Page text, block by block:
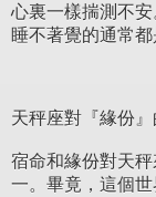
心裏一樣揣測不
睡不著覺的通常都
天秤座對『緣份』
宿命和緣份對天
一。畢竟，這個